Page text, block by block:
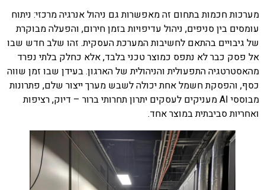
מערכות חכמות בתחום זה מאפשרות גם ניהול אנרגיה מרכזי: ניתוח
עומסים בין סניפים, ניהול עדיפויות בזמן חירום, והפעלה מבוקרת
של גיבויים בהתאם לחשיבות המערכת העסקית. זהו שלב חדש שבו
אל פסק כבר לא נתפס כמוצר טכני בלבד, אלא כחלק בלתי נפרד
מהאסטרטגיה התפעולית והניהולית של הארגון. בעידן שבו זמן שווה
כסף, והפסקת חשמל אחת יכולה לשבש מערך ייצור שלם, פתרונות
מבוססי AI מעניקים לעסקים יתרון תחרותי ברור – דיוק, רציפות
ואחריות סביבתית במוצר אחד.